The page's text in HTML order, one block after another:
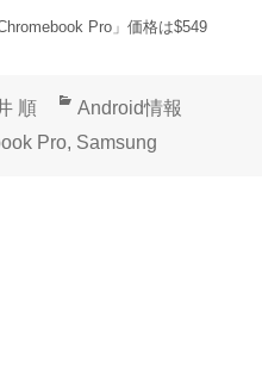
Pro」価格は$549
順
カ
テ
Android情報
Pro, Samsung